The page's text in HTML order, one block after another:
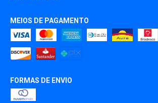
MEIOS DE PAGAMENTO
FORMAS DE ENVIO